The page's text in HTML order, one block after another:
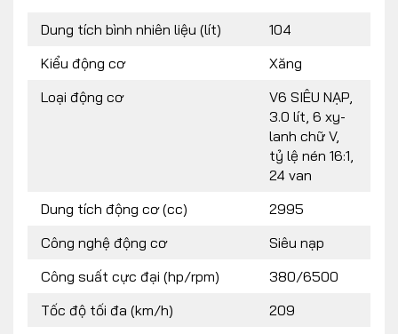
Dung tích bình nhiên liệu (lít)
104
Kiểu động cơ
Xăng
Loại động cơ
V6 SIÊU NẠP,
3.0 lít, 6 xy-
lanh chữ V,
tỷ lệ nén 16:1,
24 van
Dung tích động cơ (cc)
2995
Công nghệ động cơ
Siêu nạp
Công suất cực đại (hp/rpm)
380/6500
Tốc độ tối đa (km/h)
209